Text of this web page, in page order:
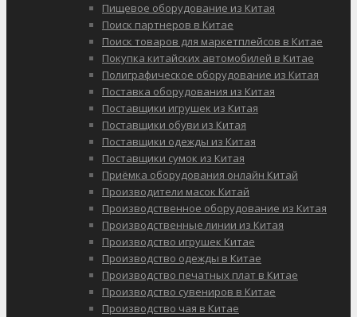
Пищевое оборудование из Китая
Поиск партнеров в Китае
Поиск товаров для маркетплейсов в Китае
Покупка китайских автомобилей в Китае
Полиграфическое оборудование из Китая
Поставка оборудования из Китая
Поставщики игрушек из Китая
Поставщики обуви из Китая
Поставщики одежды из Китая
Поставщики сумок из Китая
Приёмка оборудования онлайн Китай
Производители масок Китай
Производственное оборудование из Китая
Производственные линии из Китая
Производство игрушек Китае
Производство одежды в Китае
Производство печатных плат в Китае
Производство сувениров в Китае
Производство чая в Китае